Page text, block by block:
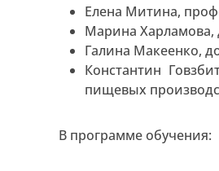
Елена Митина,
Марина Харламова,
Галина Макеенко,
Константин
пищевых
В программе обучения: